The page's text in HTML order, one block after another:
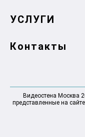
УСЛУГИ
Контакты
Видеостена Москва
представленные на